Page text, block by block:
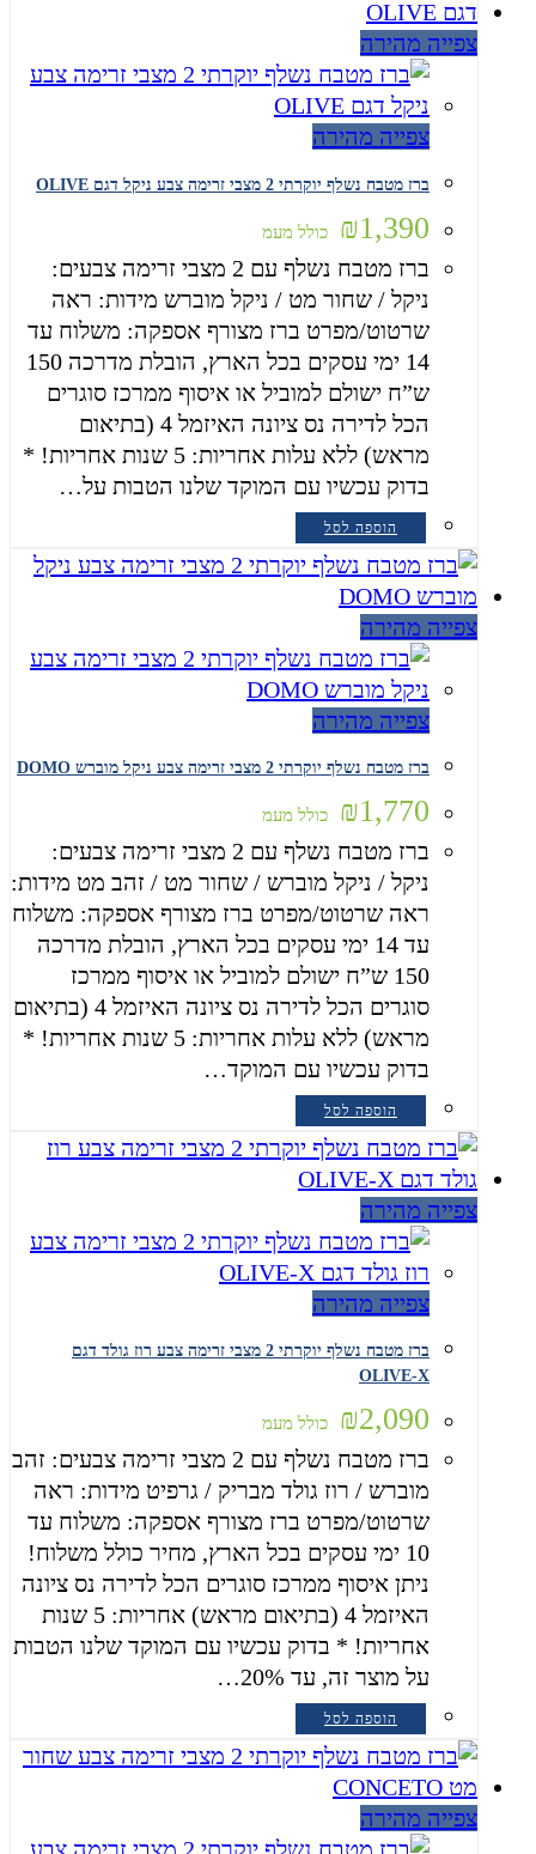
צפייה מהירה
צפייה מהירה
ברז מטבח נשלף יוקרתי 2 מצבי זרימה צבע ניקל דגם OLIVE
₪1,390 כולל מעמ
ברז מטבח נשלף עם 2 מצבי זרימה צבעים:
ניקל / שחור מט / ניקל מוברש מידות: ראה
שרטוט/מפרט ברז מצורף אספקה: משלוח עד
14 ימי עסקים בכל הארץ, הובלת מדרכה 150
ש”ח ישולם למוביל או איסוף ממרכז סוגרים
הכל לדירה נס ציונה האיזמל 4 (בתיאום
מראש) ללא עלות אחריות: 5 שנות אחריות! *
בדוק עכשיו עם המוקד שלנו הטבות על…
הוספה לסל
צפייה מהירה
צפייה מהירה
ברז מטבח נשלף יוקרתי 2 מצבי זרימה צבע ניקל מוברש DOMO
₪1,770 כולל מעמ
ברז מטבח נשלף עם 2 מצבי זרימה צבעים:
ניקל / ניקל מוברש / שחור מט / זהב מט מידות:
ראה שרטוט/מפרט ברז מצורף אספקה: משלוח
עד 14 ימי עסקים בכל הארץ, הובלת מדרכה
150 ש”ח ישולם למוביל או איסוף ממרכז
סוגרים הכל לדירה נס ציונה האיזמל 4 (בתיאום
מראש) ללא עלות אחריות: 5 שנות אחריות! *
בדוק עכשיו עם המוקד…
הוספה לסל
צפייה מהירה
צפייה מהירה
ברז מטבח נשלף יוקרתי 2 מצבי זרימה צבע רוז גולד דגם
OLIVE-X
₪2,090 כולל מעמ
ברז מטבח נשלף עם 2 מצבי זרימה צבעים: זהב
מוברש / רוז גולד מבריק / גרפיט מידות: ראה
שרטוט/מפרט ברז מצורף אספקה: משלוח עד
10 ימי עסקים בכל הארץ, מחיר כולל משלוח!
ניתן איסוף ממרכז סוגרים הכל לדירה נס ציונה
האיזמל 4 (בתיאום מראש) אחריות: 5 שנות
אחריות! * בדוק עכשיו עם המוקד שלנו הטבות
על מוצר זה, עד 20%…
הוספה לסל
צפייה מהירה